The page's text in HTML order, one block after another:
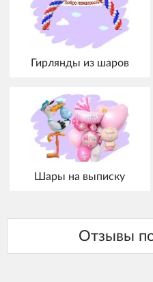
Гирлянды из шаров
Шары на выписку